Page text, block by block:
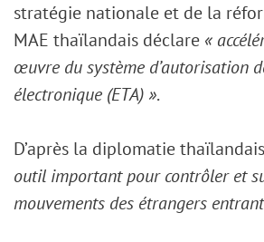
stratégie nationale et de la
MAE thaïlandais déclare «
œuvre du système d’autorisation
électronique (ETA) ».
D’après la diplomatie
outil important pour contrôler et
mouvements des étrangers